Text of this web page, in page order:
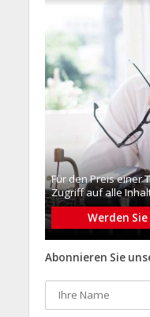
Für den Preis einer
Zugriff auf alle
Werden
Abonnieren Sie